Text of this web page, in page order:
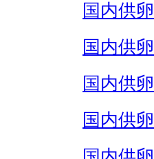
国内供
国内供
国内供
国内供